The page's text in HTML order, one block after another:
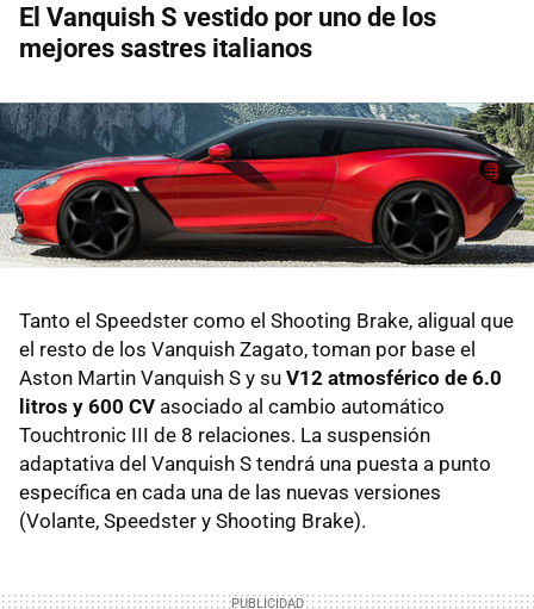
El Vanquish S vestido por uno de los
mejores sastres italianos
Tanto el Speedster como el Shooting Brake, aligual que
el resto de los Vanquish Zagato, toman por base el
Aston Martin Vanquish S y su V12 atmosférico de 6.0
litros y 600 CV asociado al cambio automático
Touchtronic III de 8 relaciones. La suspensión
adaptativa del Vanquish S tendrá una puesta a punto
específica en cada una de las nuevas versiones
(Volante, Speedster y Shooting Brake).